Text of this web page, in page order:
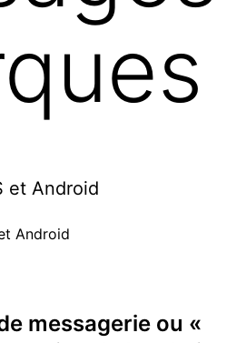
Android
messagerie ou «